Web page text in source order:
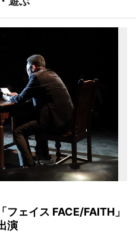
ェイス FACE/FAITH」
演